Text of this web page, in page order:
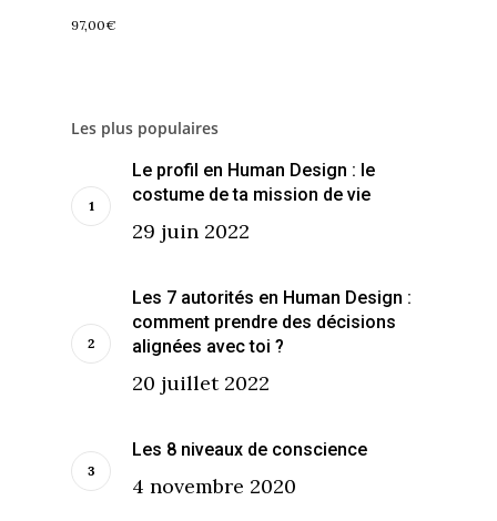
97,00€
Les plus populaires
Le profil en Human Design : le
costume de ta mission de vie
29 juin 2022
Les 7 autorités en Human Design :
comment prendre des décisions
alignées avec toi ?
20 juillet 2022
Les 8 niveaux de conscience
4 novembre 2020